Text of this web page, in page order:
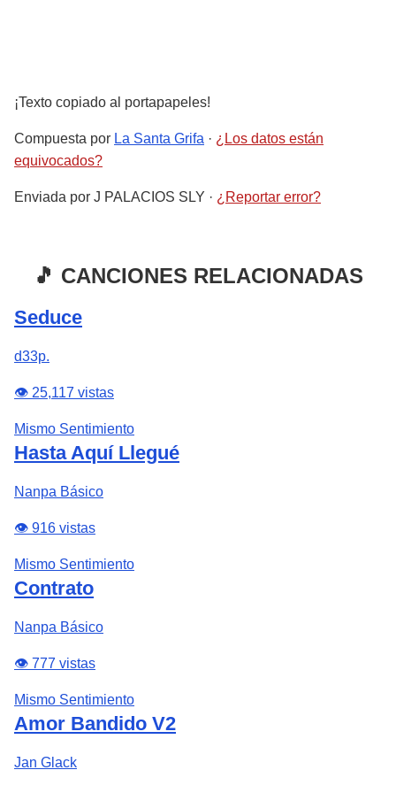
¡Texto copiado al portapapeles!
Compuesta por La Santa Grifa · ¿Los datos están
equivocados?
Enviada por J PALACIOS SLY · ¿Reportar error?
🎵 CANCIONES RELACIONADAS
Seduce
d33p.
👁️ 25,117 vistas
Mismo Sentimiento
Hasta Aquí Llegué
Nanpa Básico
👁️ 916 vistas
Mismo Sentimiento
Contrato
Nanpa Básico
👁️ 777 vistas
Mismo Sentimiento
Amor Bandido V2
Jan Glack